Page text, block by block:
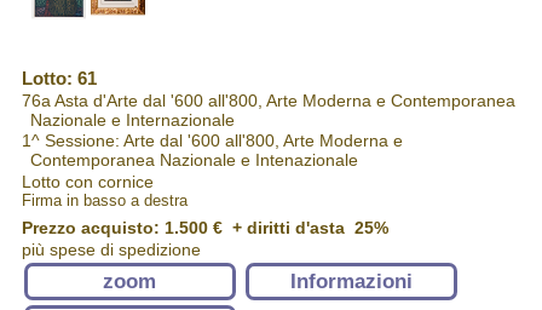
Lotto: 61
76a Asta d'Arte dal '600 all'800, Arte Moderna e Contemporanea
Nazionale e Internazionale
1^ Sessione: Arte dal '600 all'800, Arte Moderna e
Contemporanea Nazionale e Intenazionale
Lotto con cornice
Firma in basso a destra
Prezzo acquisto: 1.500 €+ diritti d'asta 25%
più spese di spedizione
zoom
Informazioni